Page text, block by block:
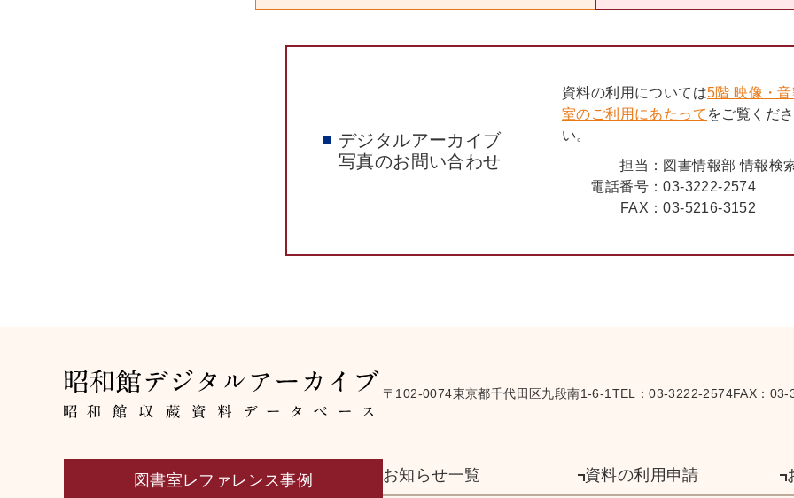
デジタルアーカイブ
写真のお問い合わせ
資料の利用については5階 映像・
室のご利用にあたって をご覧くださ
い。
担当： 図書情報部 情報検
電話番号：03-3222-2574
FAX：03-5216-3152
〒102-0074東京都千代田区九段南1-6-1TEL：03-3222-2574FAX：
図書室レファレンス事例 お知らせ一覧 資料の利用申請